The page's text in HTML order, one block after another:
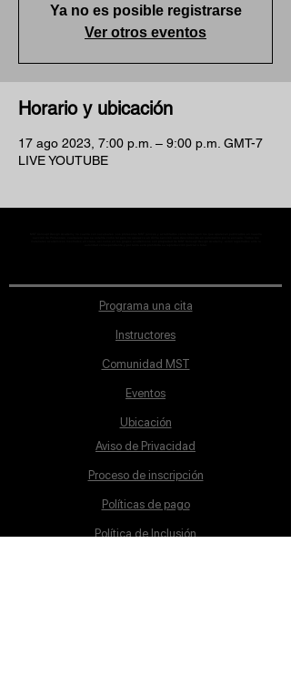
Ya no es posible registrarse
Ver otros eventos
Horario y ubicación
17 ago 2023, 7:00 p.m. – 9:00 p.m. GMT-7
LIVE YOUTUBE
Programa una cita
Instructores
Comunidad MST
Eventos
Ubicación
Aviso de Privacidad
Proceso de inscripción
Políticas de pago
Política de Inclusión